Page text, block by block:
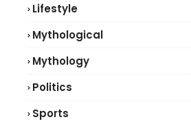
Lifestyle
Mythological
Mythology
Politics
Sports